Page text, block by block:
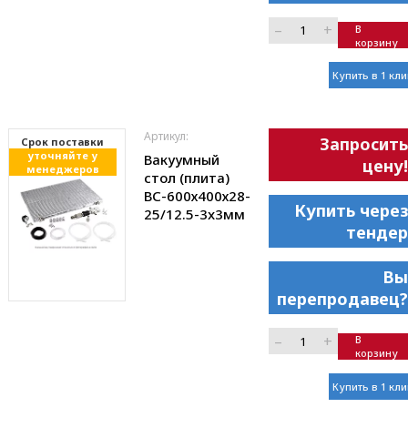
– +
В
корзину
Купить в 1
Cрок поставки
уточняйте у
менеджеров
Артикул:
Вакуумный
стол (плита)
ВС-600х400х28-
25/12.5-3x3мм
Запросить
цену!
Купить через
тендер
Вы
перепродавец?
– +
В
корзину
Купить в 1